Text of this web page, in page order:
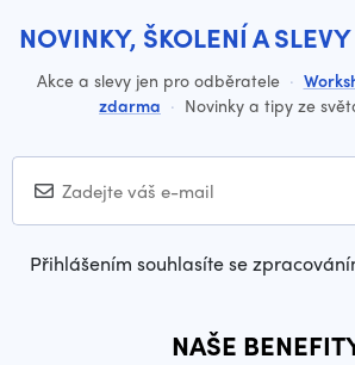
NOVINKY, ŠKOLENÍ A
Akce a slevy jen pro odběratele ·
zdarma · Novinky a tipy ze
Přihlášením souhlasíte se
NAŠE